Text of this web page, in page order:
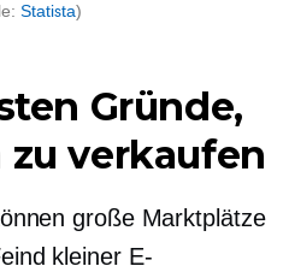
Statista)
Gründe,
verkaufen
große Marktplätze
kleiner E-